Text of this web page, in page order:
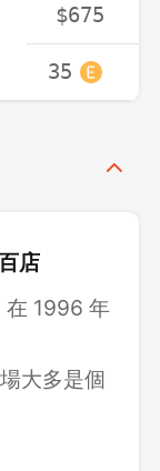
$675
35
店
在 1996 年
大多是個